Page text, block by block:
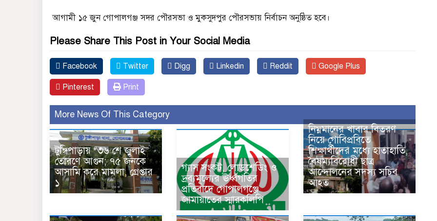
আগামী ১৫ জুন গোপালগঞ্জ সদর পৌরসভা ও মুকসুদপুর পৌরসভায় নির্বাচন অনুষ্ঠিত হবে।
Please Share This Post in Your Social Media
Facebook Twitter Digg Linkedin Reddit Google Plus
Pinterest Print
More News Of This Category
টুঙ্গিপাড়ায় “৩৬ শে জুলাই”
তোরণে আগুন; ৭৫ জনকে
আসামি করে মামলা, গ্রেপ্তার
১
গ্যাস সংকট, লোডশেডিং ও
দ্রব্যমূল্যের ঊর্ধ্বগতির
প্রতিবাদে গোপালগঞ্জে
জামায়াতের স্মারকলিপি
নিম্নমানের খাবার বিতরণ
নিয়ে গোবিপ্রবিতে
শিক্ষার্থীদের মধ্যে হাতাহাতি,
বৈষম্যবিরোধী ছাত্র
আন্দোলনের সদস্য সচিব
আহত